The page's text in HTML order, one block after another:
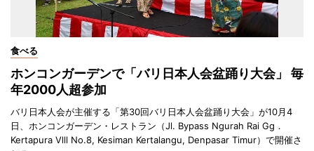
食べる
ホンコンガーデンで「バリ日本人会盆踊り大会」 毎
年2000人超参加
バリ日本人会が主催する「第30回バリ日本人会盆踊り大会」が10月4
日、ホンコンガーデン・レストラン（Jl. Bypass Ngurah Rai Gg．
Kertapura Vlll No.8, Kesiman Kertalangu, Denpasar Timur）で開催さ